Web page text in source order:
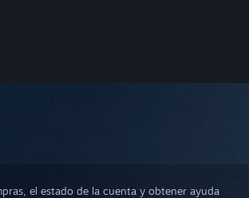
el estado de la cuenta y obtener ayuda